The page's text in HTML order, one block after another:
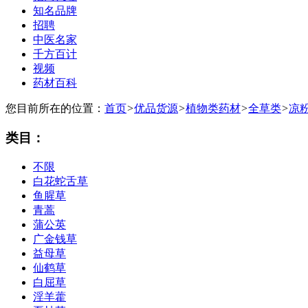
知名品牌
招聘
中医名家
千方百计
视频
药材百科
您目前所在的位置： 首页>优品货源>植物类药材>全草类>凉
类目：
不限
白花蛇舌草
鱼腥草
青蒿
蒲公英
广金钱草
益母草
仙鹤草
白屈草
淫羊藿